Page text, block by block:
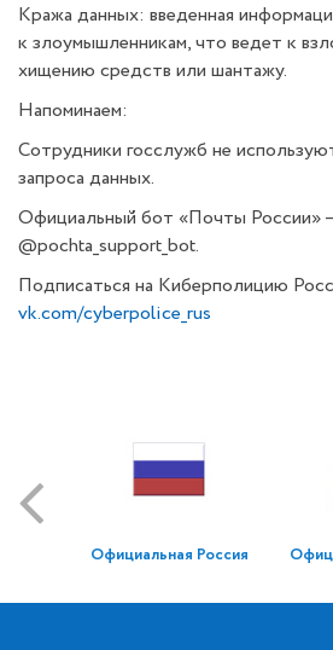
Кража данных: введенная
к злоумышленникам, что ведет к
хищению средств или шантажу.
Напоминаем:
Сотрудники госслужб не
запроса данных.
Официальный бот «Почты России»
@pochta_support_bot.
Подписаться на Киберполицию
vk.com/cyberpolice_rus
Официальная Россия